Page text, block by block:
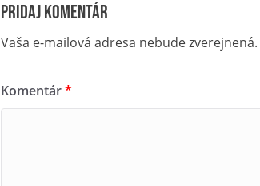
Pridaj komentár
Vaša e-mailová adresa nebude zverejnená.
Komentár*